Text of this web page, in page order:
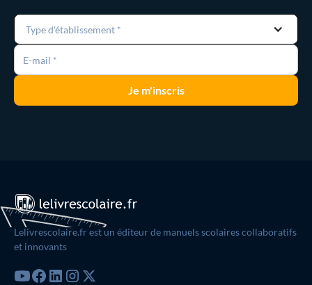
Type d'établissement *
Lelivrescolaire.fr est un éditeur de manuels scolaires collaboratifs
et innovants